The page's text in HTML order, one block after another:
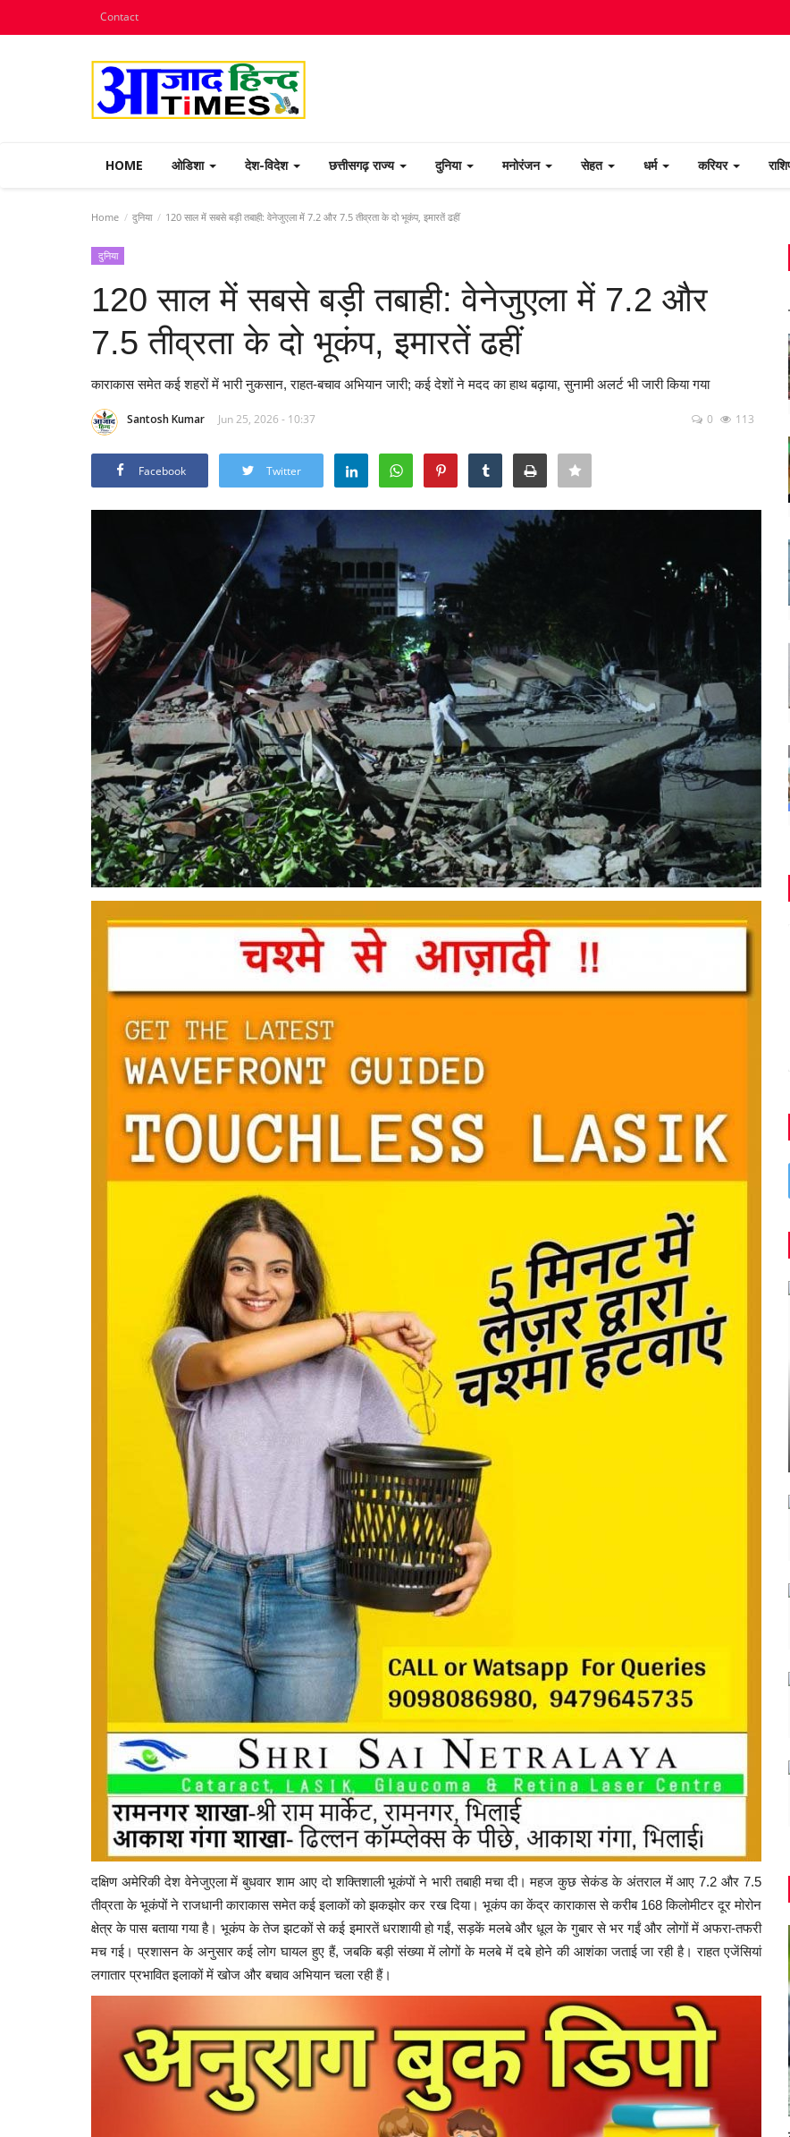
Contact
HOME ओडिशा देश-विदेश छत्तीसगढ़ राज्य दुनिया मनोरंजन सेहत धर्म करियर
Home दुनिया 120 साल में सबसे बड़ी तबाही: वेनेजुएला में 7.2 और 7.5 तीव्रता के दो भूकंप, इमारतें ढहीं
दुनिया
120 साल में सबसे बड़ी तबाही: वेनेजुएला में 7.2 और
7.5 तीव्रता के दो भूकंप, इमारतें ढहीं
काराकास समेत कई शहरों में भारी नुकसान, राहत-बचाव अभियान जारी; कई देशों ने मदद का हाथ बढ़ाया, सुनामी अलर्ट भी जारी किया गया
Santosh Kumar Jun 25, 2026 - 10:37 0 113
Facebook Twitter
दक्षिण अमेरिकी देश वेनेजुएला में बुधवार शाम आए दो शक्तिशाली भूकंपों ने भारी तबाही मचा दी। महज कुछ सेकंड के अंतराल में आए 7.2 और 7.5
तीव्रता के भूकंपों ने राजधानी काराकास समेत कई इलाकों को झकझोर कर रख दिया। भूकंप का केंद्र काराकास से करीब 168 किलोमीटर दूर मोरोन
क्षेत्र के पास बताया गया है।भूकंप के तेज झटकों से कई इमारतें धराशायी हो गईं, सड़कें मलबे और धूल के गुबार से भर गईं और लोगों में अफरा-तफरी
मच गई। प्रशासन के अनुसार कई लोग घायल हुए हैं, जबकि बड़ी संख्या में लोगों के मलबे में दबे होने की आशंका जताई जा रही है। राहत एजेंसियां
लगातार प्रभावित इलाकों में खोज और बचाव अभियान चला रही हैं।
पश्चिम बंगाल राजनांदगांव